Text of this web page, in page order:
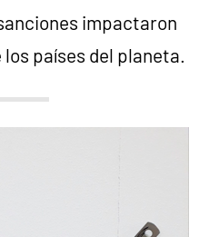
impactaron
países del planeta.